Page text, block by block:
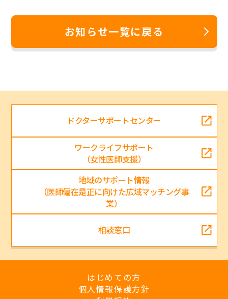
お知らせ一覧に戻る
ドクターサポートセンター
ワークライフサポート
（女性医師支援）
地域のサポート情報
（医師偏在是正に向けた広域マッチング事
業）
相談窓口
はじめての方
個人情報保護方針